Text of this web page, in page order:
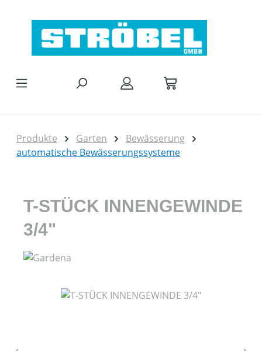
Produkte Garten
Bewässerung
automatische Bewässerungssysteme
T-STÜCK INNENGEWINDE
3/4"
Bildergalerie überspringen